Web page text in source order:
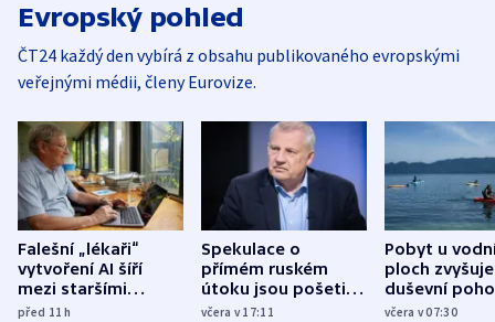
Evropský pohled
ČT24 každý den vybírá z obsahu publikovaného evropskými
veřejnými médii, členy Eurovize.
Falešní „lékaři“
vytvoření AI šíří
mezi staršími
Poláky nebezpečné
před 11h
Spekulace o
přímém ruském
útoku jsou pošetilé,
míní estonský
včera v 17:11
Pobyt u
ploch zvyšuje
duševní
ukázala
včera v 07:30